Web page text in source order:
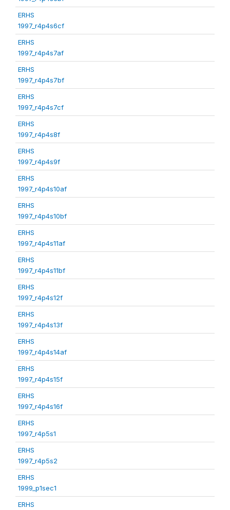
ERHS
1997_r4p4s6cf
ERHS
1997_r4p4s7af
ERHS
1997_r4p4s7bf
ERHS
1997_r4p4s7cf
ERHS
1997_r4p4s8f
ERHS
1997_r4p4s9f
ERHS
1997_r4p4s10af
ERHS
1997_r4p4s10bf
ERHS
1997_r4p4s11af
ERHS
1997_r4p4s11bf
ERHS
1997_r4p4s12f
ERHS
1997_r4p4s13f
ERHS
1997_r4p4s14af
ERHS
1997_r4p4s15f
ERHS
1997_r4p4s16f
ERHS
1997_r4p5s1
ERHS
1997_r4p5s2
ERHS
1999_p1sec1
ERHS